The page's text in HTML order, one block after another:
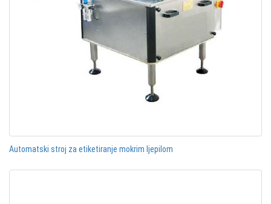
Automatski stroj za etiketiranje mokrim ljepilom